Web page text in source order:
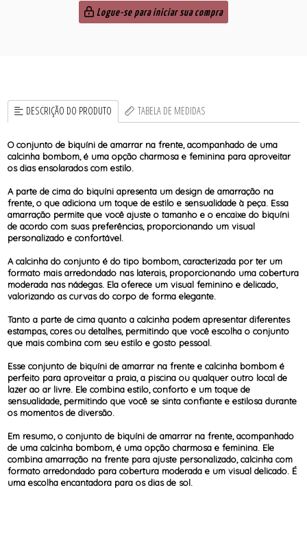
Logue-se para iniciar sua compra
DESCRIÇÃO DO PRODUTO TABELA DE MEDIDAS
O conjunto de biquíni de amarrar na frente, acompanhado de uma
calcinha bombom, é uma opção charmosa e feminina para aproveitar
os dias ensolarados com estilo.
A parte de cima do biquíni apresenta um design de amarração na
frente, o que adiciona um toque de estilo e sensualidade à peça. Essa
amarração permite que você ajuste o tamanho e o encaixe do biquíni
de acordo com suas preferências, proporcionando um visual
personalizado e confortável.
A calcinha do conjunto é do tipo bombom, caracterizada por ter um
formato mais arredondado nas laterais, proporcionando uma cobertura
moderada nas nádegas. Ela oferece um visual feminino e delicado,
valorizando as curvas do corpo de forma elegante.
Tanto a parte de cima quanto a calcinha podem apresentar diferentes
estampas, cores ou detalhes, permitindo que você escolha o conjunto
que mais combina com seu estilo e gosto pessoal.
Esse conjunto de biquíni de amarrar na frente e calcinha bombom é
perfeito para aproveitar a praia, a piscina ou qualquer outro local de
lazer ao ar livre. Ele combina estilo, conforto e um toque de
sensualidade, permitindo que você se sinta confiante e estilosa durante
os momentos de diversão.
Em resumo, o conjunto de biquíni de amarrar na frente, acompanhado
de uma calcinha bombom, é uma opção charmosa e feminina. Ele
combina amarração na frente para ajuste personalizado, calcinha com
formato arredondado para cobertura moderada e um visual delicado. É
uma escolha encantadora para os dias de sol.